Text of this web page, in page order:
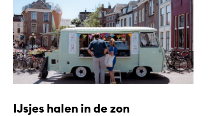
IJsjes halen in de zon